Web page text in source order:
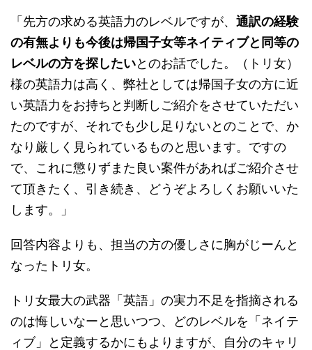
「先方の求める英語力のレベルですが、 通訳の経験
の有無よりも今後は帰国子女等ネイティブと同等の
レベルの方を探したいとのお話でした。（トリ女）
様の英語力は高く、弊社としては帰国子女の方に近
い英語力をお持ちと判断しご紹介をさせていただい
たのですが、それでも少し足りないとのことで、か
なり厳しく見られているものと思います。ですの
で、これに懲りずまた良い案件があればご紹介させ
て頂きたく、引き続き、どうぞよろしくお願いいた
します。」
回答内容よりも、担当の方の優しさに胸がじーんと
なったトリ女。
トリ女最大の武器「英語」の実力不足を指摘される
のは悔しいなーと思いつつ、どのレベルを「ネイテ
ィブ」と定義するかにもよりますが、自分のキャリ